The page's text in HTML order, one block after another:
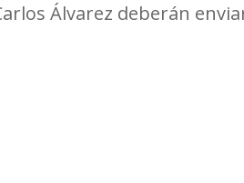
Álvarez deberán